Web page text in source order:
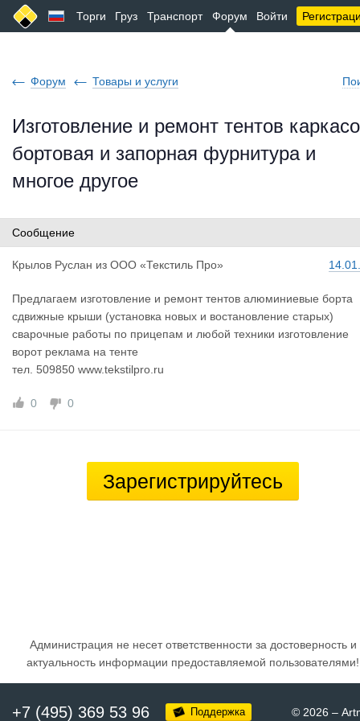
Торги Груз Транспорт Форум Войти
Форум Товары и услуги
Изготовление и ремонт тентов
бортовая и запорная фурнитура и
многое другое
Сообщение
Крылов Руслан из ООО «Текстиль Про»
Предлагаем изготовление и ремонт тентов алюминиевые борта
сдвижные крыши (установка новых и востановление старых)
сварочные работы по прицепам и любой техники изготовление
ворот реклама на тенте
тел. 509850 www.tekstilpro.ru
0 0
Зарегистрируйтесь
Администрация не несет ответственности за достоверность и
актуальность информации предоставляемой пользователями!
+7 (495) 369 53 96 Поддержка © 2026 –